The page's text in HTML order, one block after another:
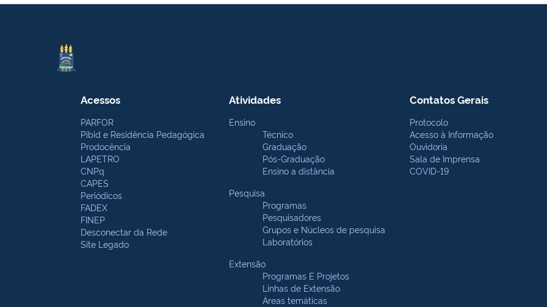
Acessos
PARFOR
Pibid e Residência Pedagógica
Prodocência
LAPETRO
CNPq
CAPES
Periódicos
FADEX
FINEP
Desconectar da Rede
Site Legado
Atividades
Ensino
Técnico
Graduação
Pós-Graduação
Ensino a distância
Pesquisa
Programas
Pesquisadores
Grupos e Núcleos de pesquisa
Laboratórios
Extensão
Programas E Projetos
Linhas de Extensão
Áreas temáticas
Contatos Gerais
Protocolo
Acesso à Informação
Ouvidoria
Sala de Imprensa
COVID-19